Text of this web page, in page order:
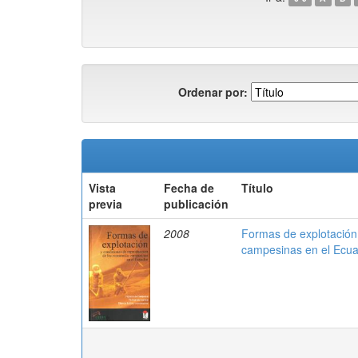
Ordenar por:
Vista
previa
Fecha de
publicación
Título
2008
Formas de
campesinas en el